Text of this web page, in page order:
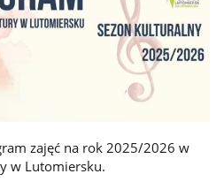
zajęć na rok 2025/2026 w
w Lutomiersku.